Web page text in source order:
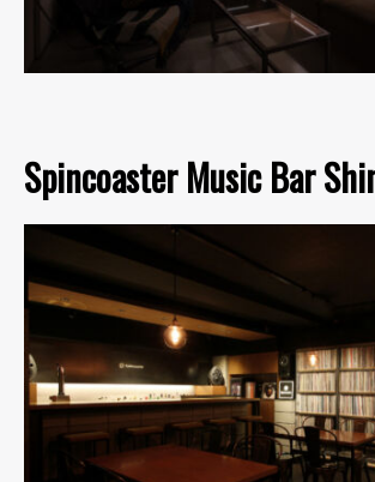
Spincoaster Music Bar